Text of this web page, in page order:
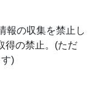
報の収集を禁止し
得の禁止。(ただ
)